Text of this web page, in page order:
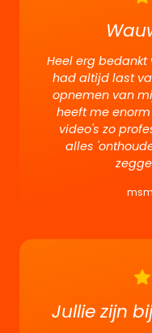
Heel erg
had altijd last
opnemen van
heeft me
video's zo
alles
Jullie zijn